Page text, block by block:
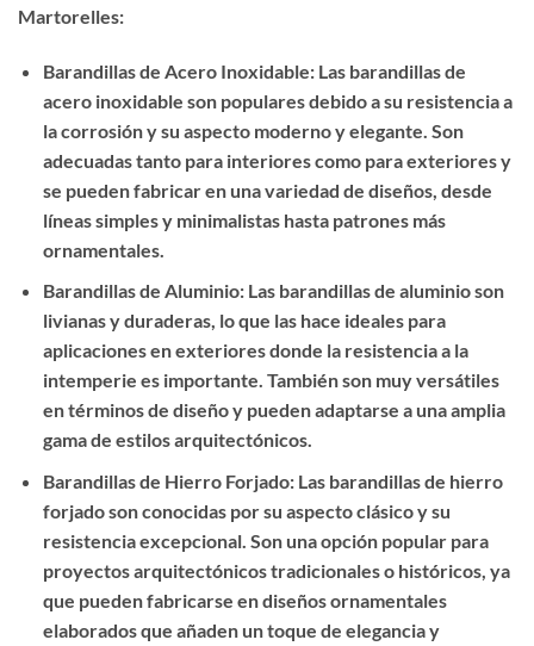
Martorelles:
Barandillas de Acero Inoxidable: Las barandillas de
acero inoxidable son populares debido a su resistencia a
la corrosión y su aspecto moderno y elegante. Son
adecuadas tanto para interiores como para exteriores y
se pueden fabricar en una variedad de diseños, desde
líneas simples y minimalistas hasta patrones más
ornamentales.
Barandillas de Aluminio: Las barandillas de aluminio son
livianas y duraderas, lo que las hace ideales para
aplicaciones en exteriores donde la resistencia a la
intemperie es importante. También son muy versátiles
en términos de diseño y pueden adaptarse a una amplia
gama de estilos arquitectónicos.
Barandillas de Hierro Forjado: Las barandillas de hierro
forjado son conocidas por su aspecto clásico y su
resistencia excepcional. Son una opción popular para
proyectos arquitectónicos tradicionales o históricos, ya
que pueden fabricarse en diseños ornamentales
elaborados que añaden un toque de elegancia y